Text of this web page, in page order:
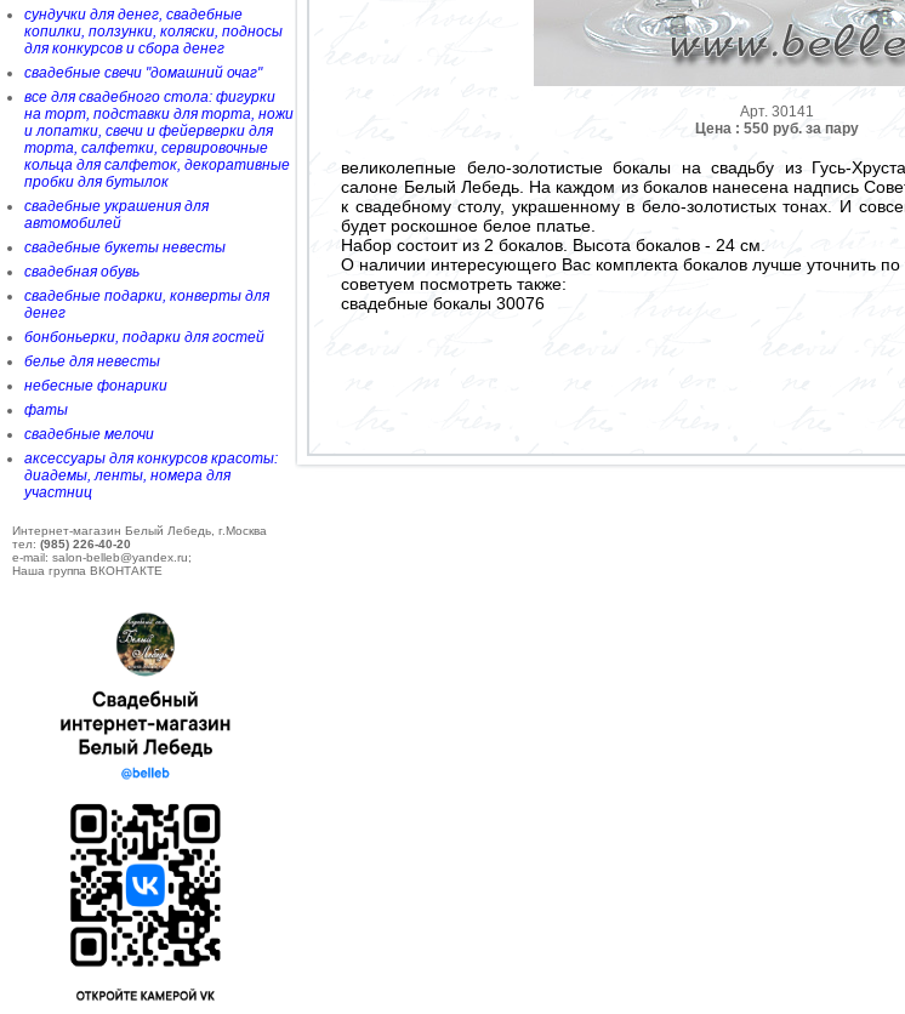
сундучки для денег, свадебные
копилки, ползунки, коляски, подносы
для конкурсов и сбора денег
свадебные свечи "домашний очаг"
все для свадебного стола: фигурки
на торт, подставки для торта, ножи
и лопатки, свечи и фейерверки для
торта, салфетки, сервировочные
кольца для салфеток, декоративные
пробки для бутылок
свадебные украшения для
автомобилей
свадебные букеты невесты
свадебная обувь
свадебные подарки, конверты для
денег
бонбоньерки, подарки для гостей
белье для невесты
небесные фонарики
фаты
свадебные мелочи
аксессуары для конкурсов красоты:
диадемы, ленты, номера для
участниц
Интернет-магазин Белый Лебедь, г.Москва
тел: (985) 226-40-20
e-mail: salon-belleb@yandex.ru;
Наша группа ВКОНТАКТЕ
Арт. 30141
Цена : 550 руб. за пару
великолепные бело-золотистые бокалы на свадьбу из Гусь-
салоне Белый Лебедь. На каждом из бокалов нанесена надпись
к свадебному столу, украшенному в бело-золотистых тонах. И
будет роскошное белое платье.
Набор состоит из 2 бокалов. Высота бокалов - 24 см.
О наличии интересующего Вас комплекта бокалов лучше уточнить
советуем посмотреть также:
свадебные бокалы 30076